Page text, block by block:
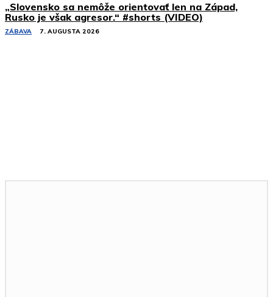
„Slovensko sa nemôže orientovať len na Západ,
Rusko je však agresor.“ #shorts (VIDEO)
ZÁBAVA 7. AUGUSTA 2026